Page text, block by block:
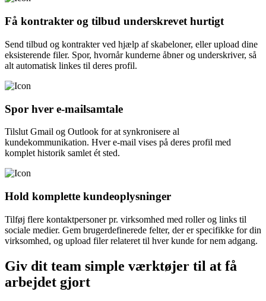
Få kontrakter og tilbud underskrevet hurtigt
Send tilbud og kontrakter ved hjælp af skabeloner, eller upload dine
eksisterende filer. Spor, hvornår kunderne åbner og underskriver, så
alt automatisk linkes til deres profil.
Spor hver e-mailsamtale
Tilslut Gmail og Outlook for at synkronisere al
kundekommunikation. Hver e-mail vises på deres profil med
komplet historik samlet ét sted.
Hold komplette kundeoplysninger
Tilføj flere kontaktpersoner pr. virksomhed med roller og links til
sociale medier. Gem brugerdefinerede felter, der er specifikke for din
virksomhed, og upload filer relateret til hver kunde for nem adgang.
Giv dit team simple værktøjer til at få
arbejdet gjort